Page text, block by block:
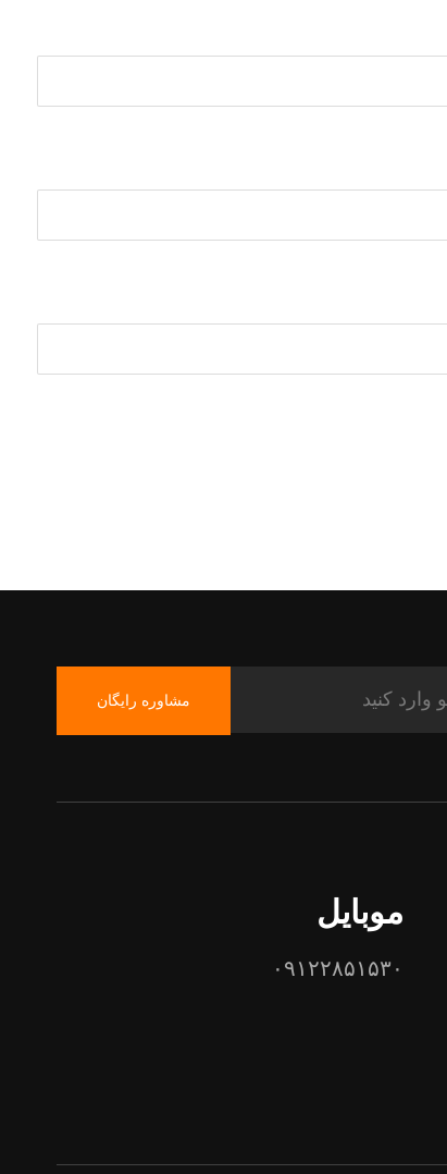
مشاوره رایگان
موبایل
۰۹۱۲۲۸۵۱۵۳۰